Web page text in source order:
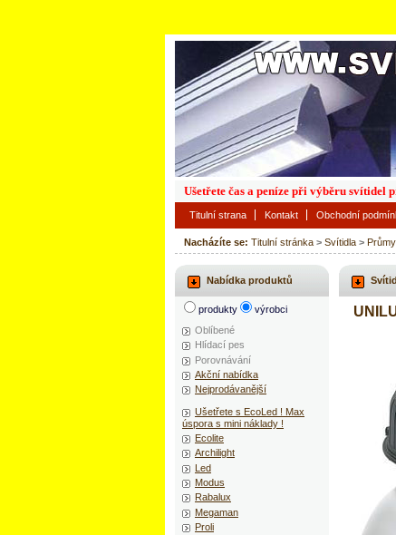
Nacházíte se: Titulní stránka > Svítidla >
Nabídka produktů
produkty
výrobci
Oblíbené
Hlídací pes
Porovnávání
Akční nabídka
Nejprodávanější
Ušetřete s EcoLed ! Max
úspora s mini náklady !
Ecolite
Archilight
Led
Modus
Rabalux
Megaman
Proli
Titulní strana Kontakt Obchodní
Ušetřete čas a peníze při výběru svítidel